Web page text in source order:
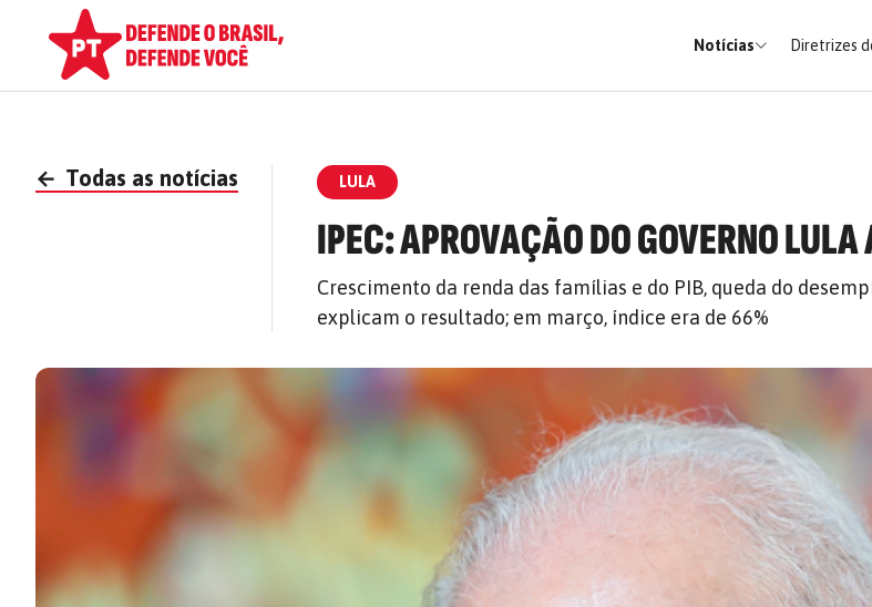
Notícias Diretrizes
← Todas as notícias LULA
IPEC: APROVAÇÃO DO GOVERNO
Crescimento da renda das famílias e do PIB, queda do
explicam o resultado; em março, índice era de 66%